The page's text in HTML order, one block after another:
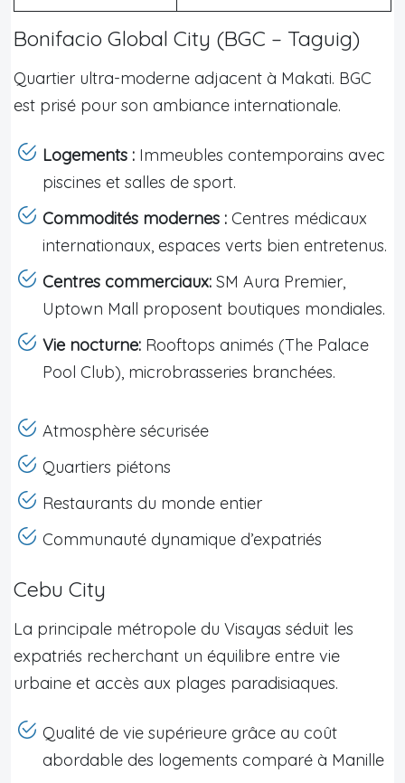
Bonifacio Global City (BGC – Taguig)
Quartier ultra-moderne adjacent à Makati. BGC
est prisé pour son ambiance internationale.
Logements : Immeubles contemporains avec
piscines et salles de sport.
Commodités modernes : Centres médicaux
internationaux, espaces verts bien entretenus.
Centres commerciaux: SM Aura Premier,
Uptown Mall proposent boutiques mondiales.
Vie nocturne: Rooftops animés (The Palace
Pool Club), microbrasseries branchées.
Atmosphère sécurisée
Quartiers piétons
Restaurants du monde entier
Communauté dynamique d’expatriés
Cebu City
La principale métropole du Visayas séduit les
expatriés recherchant un équilibre entre vie
urbaine et accès aux plages paradisiaques.
Qualité de vie supérieure grâce au coût
abordable des logements comparé à Manille